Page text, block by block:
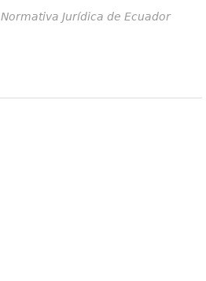
Normativa Jurídica de Ecuador